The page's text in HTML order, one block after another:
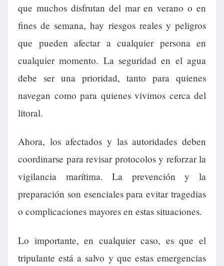
que muchos disfrutan del mar en verano o en
fines de semana, hay riesgos reales y peligros
que pueden afectar a cualquier persona en
cualquier momento. La seguridad en el agua
debe ser una prioridad, tanto para quienes
navegan como para quienes vivimos cerca del
litoral.
Ahora, los afectados y las autoridades deben
coordinarse para revisar protocolos y reforzar la
vigilancia marítima. La prevención y la
preparación son esenciales para evitar tragedias
o complicaciones mayores en estas situaciones.
Lo importante, en cualquier caso, es que el
tripulante está a salvo y que estas emergencias